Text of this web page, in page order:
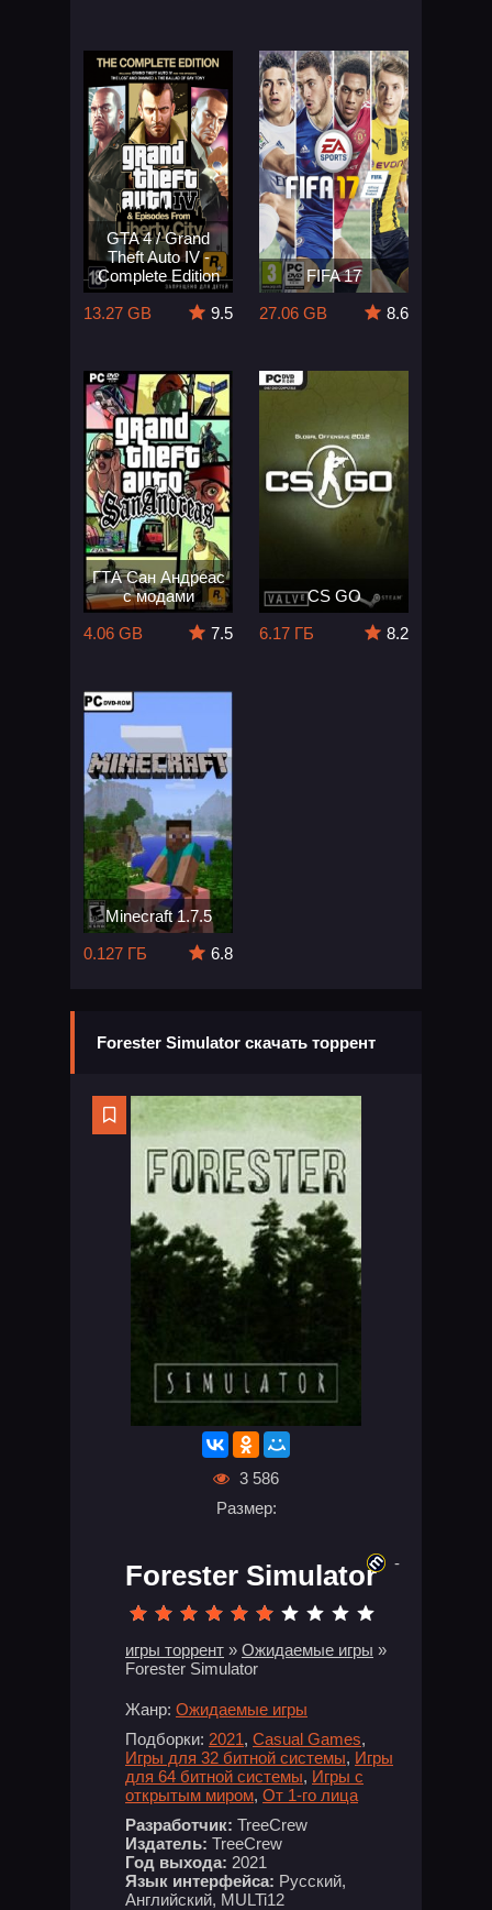
GTA 4 / Grand
Theft Auto IV -
Complete Edition
13.27 GB
9.5
FIFA 17
27.06 GB
8.6
ГТА Сан Андреас
с модами
4.06 GB
7.5
CS GO
6.17 ГБ
8.2
Minecraft 1.7.5
0.127 ГБ
6.8
Forester Simulator скачать торрент
3 586
Размер:
Forester Simulator
игры торрент » Ожидаемые игры »
Forester Simulator
Жанр: Ожидаемые игры
Подборки: 2021, Casual Games,
Игры для 32 битной системы, Игры
для 64 битной системы, Игры с
открытым миром, От 1-го лица
Разработчик: TreeCrew
Издатель: TreeCrew
Год выхода: 2021
Язык интерфейса: Русский,
Английский, MULTi12
-